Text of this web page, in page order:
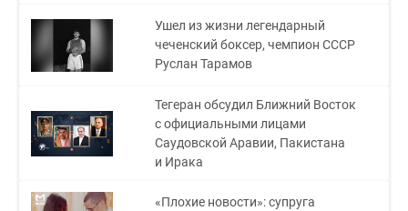
Ушел из жизни легендарный
чеченский боксер, чемпион СССР
Руслан Тарамов
Тегеран обсудил Ближний Восток
с официальными лицами
Саудовской Аравии, Пакистана
и Ирака
«Плохие новости»: супруга